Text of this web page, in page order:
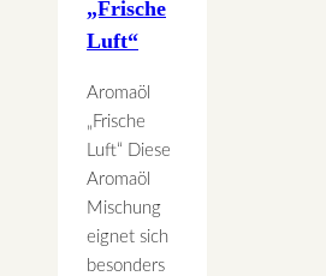
„Frische
Luft“
Aromaöl
„Frische
Luft“ Diese
Aromaöl
Mischung
eignet sich
besonders